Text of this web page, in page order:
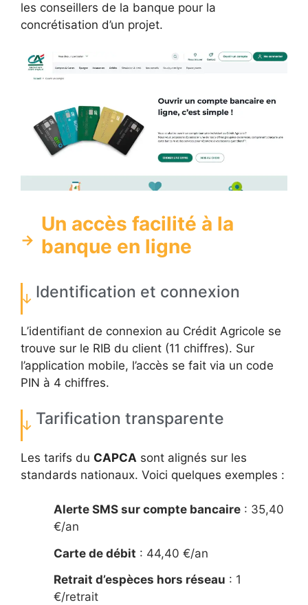
les conseillers de la banque pour la
concrétisation d’un projet.
Un accès facilité à la
banque en ligne
Identification et connexion
L’identifiant de connexion au Crédit Agricole se
trouve sur le RIB du client (11 chiffres). Sur
l’application mobile, l’accès se fait via un code
PIN à 4 chiffres.
Tarification transparente
Les tarifs du CAPCA sont alignés sur les
standards nationaux. Voici quelques exemples :
Alerte SMS sur compte bancaire : 35,40
€/an
Carte de débit : 44,40 €/an
Retrait d’espèces hors réseau : 1
€/retrait